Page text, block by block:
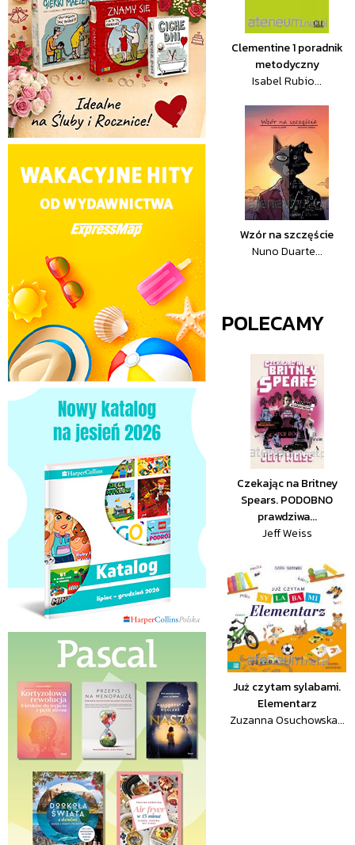
Clementine 1 poradnik
metodyczny
Isabel Rubio...
Wzór na szczęście
Nuno Duarte...
POLECAMY
Czekając na Britney
Spears. PODOBNO
prawdziwa...
Jeff Weiss
Już czytam sylabami.
Elementarz
Zuzanna Osuchowska...